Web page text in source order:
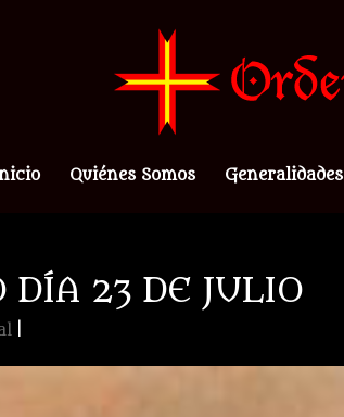
Quiénes Somos Generalidades
DÍA 23 DE JULIO